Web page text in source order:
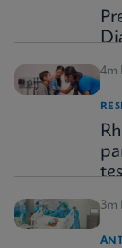
4m
3m